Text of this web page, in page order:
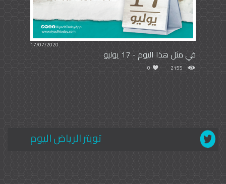
17/07/2020
في مثل هذا اليوم - 17 يوليو
2155
0
تويتر الرياض اليوم